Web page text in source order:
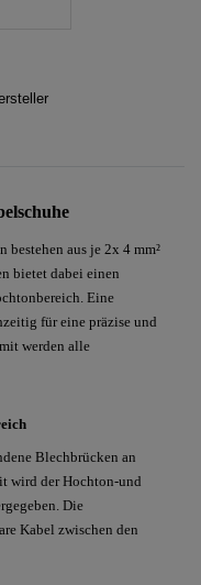
aus je 2x 4 mm²
bietet dabei einen
Eine
für eine präzise und
werden alle
Blechbrücken an
wird der Hochton-und
Die
Kabel zwischen den